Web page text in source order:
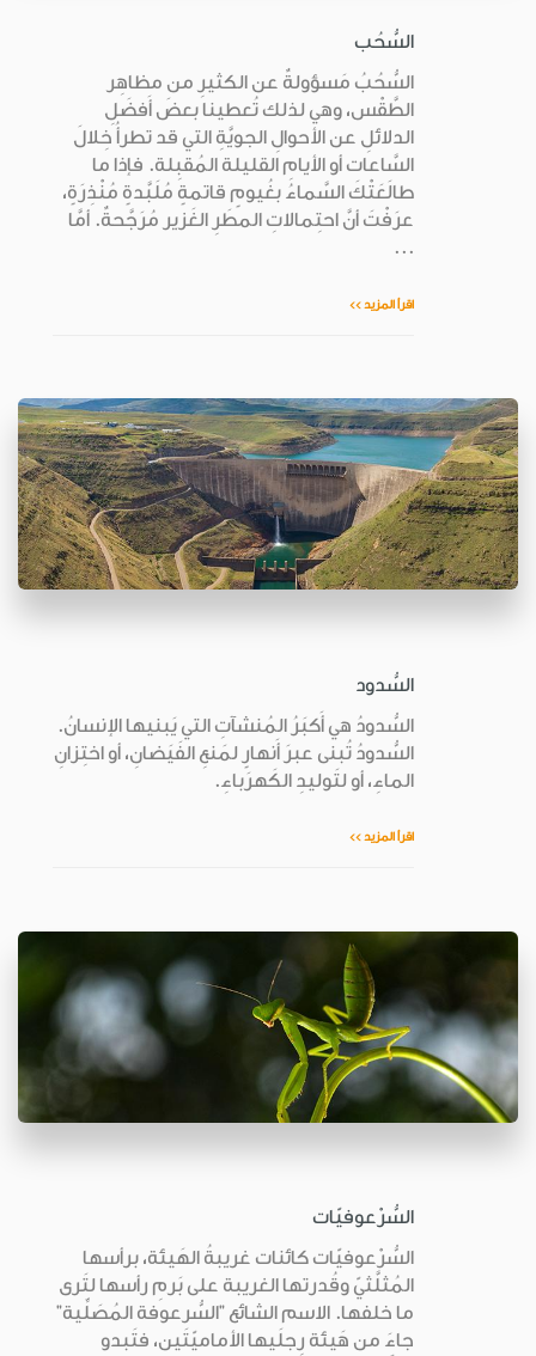
السُّحُب
السُّحُبُ مَسؤولةٌ عن الكثيرِ من مظاهِر
الطَّقْس، وهي لذلك تُعطينا بعضَ أَفضَلِ
الدلائلِ عن الأحوالِ الجويَّةِ التي قد تطرأُ خِلالَ
السَّاعات أو الأيامِ القليلة المُقبِلة. فإذا ما
طالَعَتْكَ السَّماءُ بغُيومٍ قاتمةٍ مُلَبَّدةٍ مُنْذِرَةٍ،
عرَفْتَ أنَّ احتِمالاتِ المطَرِ الغَزير مُرَجَّحةٌ. أمَّا
...
اقرأ المزيد >>
السُّدود
السُّدودُ هي أَكبَرُ المُنشآتِ التي يَبنيها الإنسانُ.
السُّدودُ تُبنى عبرَ أَنهارٍ لمَنعِ الفَيَضانِ، أو اختِزانِ
الماءِ، أو لتَوليدِ الكَهرَباءِ.
اقرأ المزيد >>
السُّرْعوفيّات
السُّرْعوفيّات كائنات غريبةُ الهَيئة، برأسها
المُثلَّثيّ وقُدرتها الغريبة على بَرمِ رأسها لتَرى
ما خلفها. الاسم الشائع "السُّرعوفة المُصَلِّية"
جاءَ من هَيئة رِجلَيها الأماميّتَين، فتَبدو